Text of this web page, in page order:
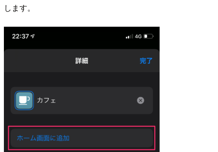
します。